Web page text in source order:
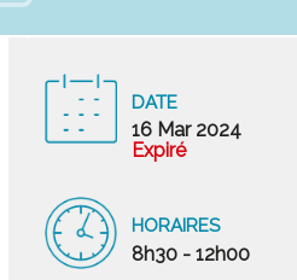
DATE
16 Mar 2024
Expiré
HORAIRES
8h30 - 12h00